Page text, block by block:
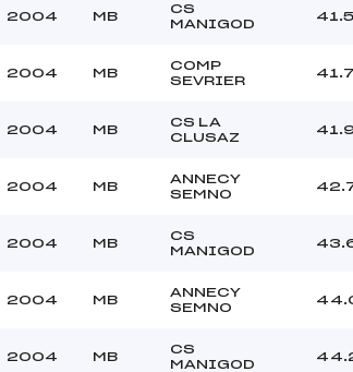
2004 MB
CS
MANIGOD
2004 MB
COMP
SEVRIER
2004 MB
CS LA
CLUSAZ
2004 MB
ANNECY
SEMNO
2004 MB
CS
MANIGOD
2004 MB
ANNECY
SEMNO
2004 MB
CS
MANIGOD